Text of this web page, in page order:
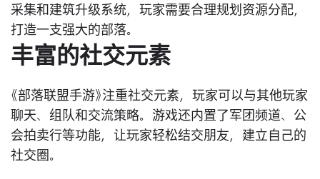
采集和建筑升级系统，玩家需要合理规划资源分配，
打造一支强大的部落。
丰富的社交元素
《部落联盟手游》注重社交元素，玩家可以与其他玩家
聊天、组队和交流策略。游戏还内置了军团频道、公
会拍卖行等功能，让玩家轻松结交朋友，建立自己的
社交圈。